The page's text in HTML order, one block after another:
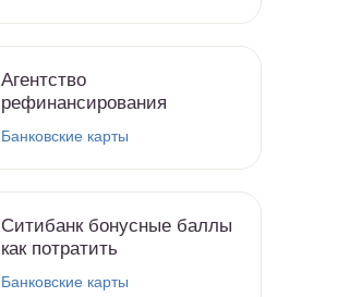
Агентство
рефинансирования
Банковские карты
Ситибанк бонусные баллы
как потратить
Банковские карты